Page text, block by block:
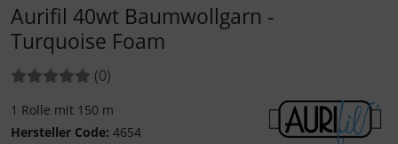
Springe zum Button für Einstellungen
Springe zu den allgemeinen Informationen
Aurifil 40wt Baumwollgarn -
Turquoise Foam
Bewertungen:
(0Bewertungen
)
1 Rolle mit 150 m
Hersteller Code: 4654